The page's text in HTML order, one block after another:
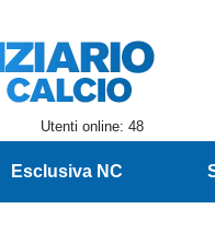
Utenti online: 48
Esclusiva NC